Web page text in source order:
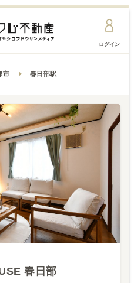
ログイン
市 春日部駅
春日部